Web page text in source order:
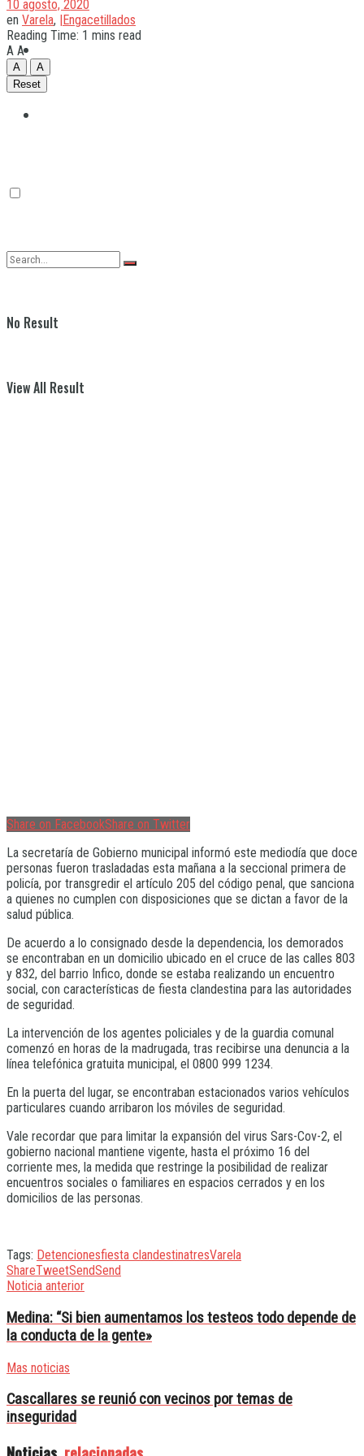
No Result
View All Result
10 agosto, 2020
en Varela, |Engacetillados
Reading Time: 1 mins read
A A
A
A
Reset
Share on FacebookShare on Twitter
La secretaría de Gobierno municipal informó este mediodía que doce
personas fueron trasladadas esta mañana a la seccional primera de
policía, por transgredir el artículo 205 del código penal, que sanciona
a quienes no cumplen con disposiciones que se dictan a favor de la
salud pública.
De acuerdo a lo consignado desde la dependencia, los demorados
se encontraban en un domicilio ubicado en el cruce de las calles 803
y 832, del barrio Infico, donde se estaba realizando un encuentro
social, con características de fiesta clandestina para las autoridades
de seguridad.
La intervención de los agentes policiales y de la guardia comunal
comenzó en horas de la madrugada, tras recibirse una denuncia a la
línea telefónica gratuita municipal, el 0800 999 1234.
En la puerta del lugar, se encontraban estacionados varios vehículos
particulares cuando arribaron los móviles de seguridad.
Vale recordar que para limitar la expansión del virus Sars-Cov-2, el
gobierno nacional mantiene vigente, hasta el próximo 16 del
corriente mes, la medida que restringe la posibilidad de realizar
encuentros sociales o familiares en espacios cerrados y en los
domicilios de las personas.
Tags: Detencionesfiesta clandestinatresVarela
ShareTweetSendSend
Noticia anterior
Medina: “Si bien aumentamos los testeos todo depende de
la conducta de la gente»
Mas noticias
Cascallares se reunió con vecinos por temas de
inseguridad